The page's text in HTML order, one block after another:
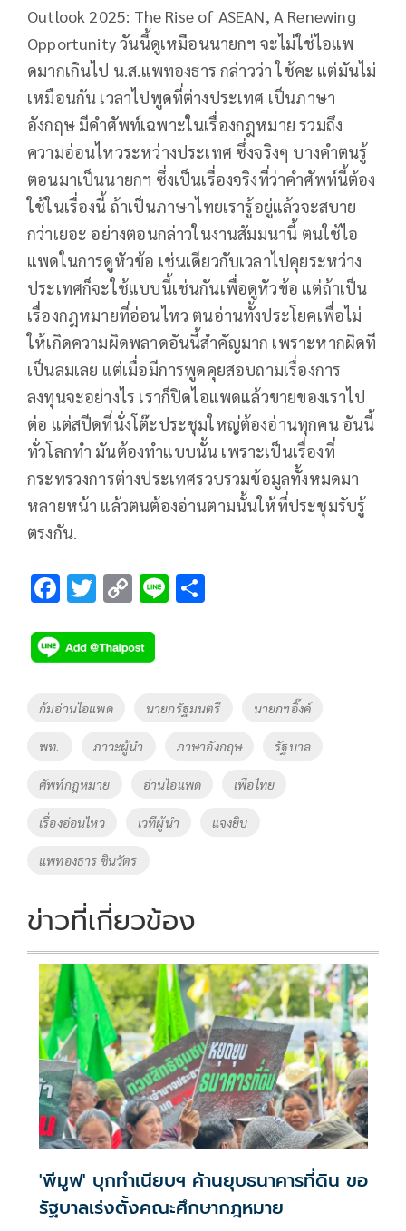
Outlook 2025: The Rise of ASEAN, A Renewing
Opportunity วันนี้ดูเหมือนนายกฯ จะไม่ใช่ไอแพ
ดมากเกินไป น.ส.แพทองธาร กล่าวว่า ใช้คะ แต่มันไม่
เหมือนกัน เวลาไปพูดที่ต่างประเทศ เป็นภาษา
อังกฤษ มีคำศัพท์เฉพาะในเรื่องกฎหมาย รวมถึง
ความอ่อนไหวระหว่างประเทศ ซึ่งจริงๆ บางคำตนรู้
ตอนมาเป็นนายกฯ ซึ่งเป็นเรื่องจริงที่ว่าคำศัพท์นี้ต้อง
ใช้ในเรื่องนี้ ถ้าเป็นภาษาไทยเรารู้อยู่แล้วจะสบาย
กว่าเยอะ อย่างตอนกล่าวในงานสัมมนานี้ ตนใช้ไอ
แพดในการดูหัวข้อ เช่นเดียวกับเวลาไปคุยระหว่าง
ประเทศก็จะใช้แบบนี้เช่นกันเพื่อดูหัวข้อ แต่ถ้าเป็น
เรื่องกฎหมายที่อ่อนไหว ตนอ่านทั้งประโยคเพื่อไม่
ให้เกิดความผิดพลาดอันนี้สำคัญมาก เพราะหากผิดที
เป็นลมเลย แต่เมื่อมีการพูดคุยสอบถามเรื่องการ
ลงทุนจะอย่างไร เราก็ปิดไอแพดแล้วขายของเราไป
ต่อ แต่สปีดที่นั่งโต๊ะประชุมใหญ่ต้องอ่านทุกคน อันนี้
ทั่วโลกทำ มันต้องทำแบบนั้น เพราะเป็นเรื่องที่
กระทรวงการต่างประเทศรวบรวมข้อมูลทั้งหมดมา
หลายหน้า แล้วตนต้องอ่านตามนั้นให้ที่ประชุมรับรู้
ตรงกัน.
F
e
b
o
T
tt
er
C
p
y
Li
n
k
Li
Tags
ก้มอ่านไอแพด นายกรัฐมนตรี นายกฯอิ๊งค์
พท. ภาวะผู้นำ ภาษาอังกฤษ รัฐบาล
ศัพท์กฎหมาย อ่านไอแพด เพื่อไทย
เรื่องอ่อนไหว เวทีผู้นำ แจงยิบ
แพทองธาร ชินวัตร
ข่าวที่เกี่ยวข้อง
'พีมูฟ' บุกทำเนียบฯ ค้านยุบธนาคารที่ดิน ขอ
รัฐบาลเร่งตั้งคณะศึกษากฎหมาย